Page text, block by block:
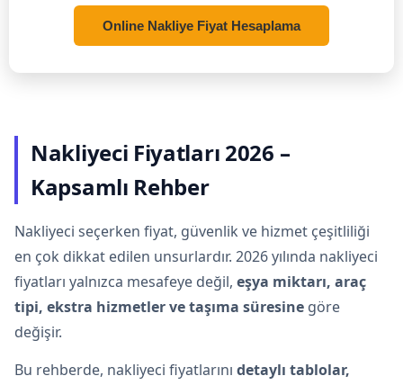
Online Nakliye Fiyat Hesaplama
Nakliyeci Fiyatları 2026 –
Kapsamlı Rehber
Nakliyeci seçerken fiyat, güvenlik ve hizmet çeşitliliği
en çok dikkat edilen unsurlardır. 2026 yılında nakliyeci
fiyatları yalnızca mesafeye değil, eşya miktarı, araç
tipi, ekstra hizmetler ve taşıma süresine göre
değişir.
Bu rehberde, nakliyeci fiyatlarını detaylı tablolar,